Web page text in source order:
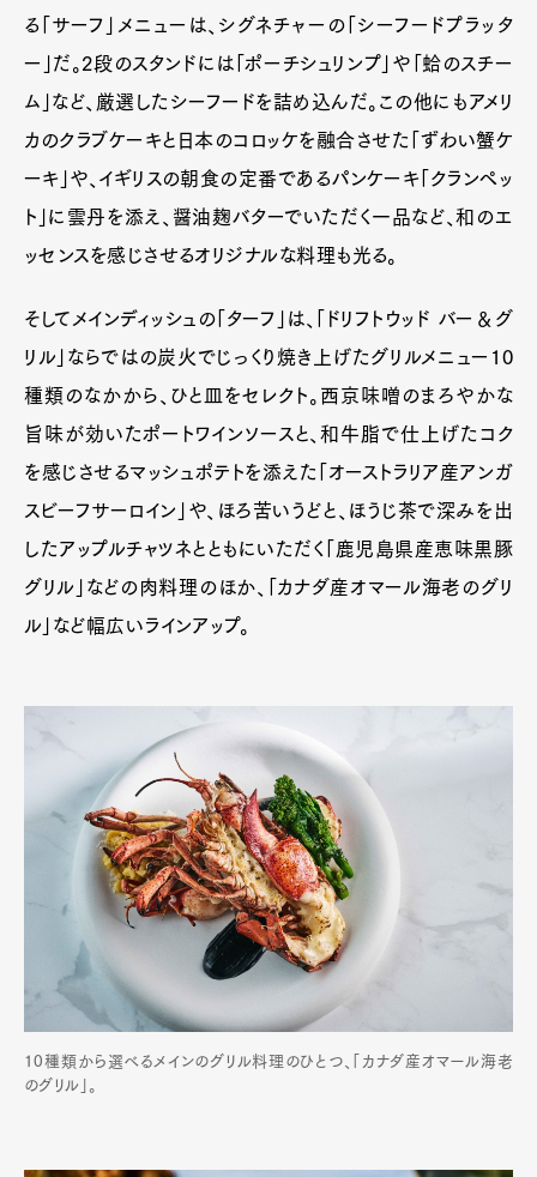
る「サーフ」メニューは、シグネチャーの「シーフードプラッタ
ー」だ。2段のスタンドには「ポーチシュリンプ」や「蛤のスチー
ム」など、厳選したシーフードを詰め込んだ。この他にもアメリ
カのクラブケーキと日本のコロッケを融合させた「ずわい蟹ケ
ーキ」や、イギリスの朝食の定番であるパンケーキ「クランペッ
ト」に雲丹を添え、醤油麹バターでいただく一品など、和のエ
ッセンスを感じさせるオリジナルな料理も光る。
そしてメインディッシュの「ターフ」は、「ドリフトウッド バー＆グ
リル」ならではの炭火でじっくり焼き上げたグリルメニュー10
種類のなかから、ひと皿をセレクト。西京味噌のまろやかな
旨味が効いたポートワインソースと、和牛脂で仕上げたコク
を感じさせるマッシュポテトを添えた「オーストラリア産アンガ
スビーフサーロイン」や、ほろ苦いうどと、ほうじ茶で深みを出
したアップルチャツネとともにいただく「鹿児島県産恵味黒豚
グリル」などの肉料理のほか、「カナダ産オマール海老のグリ
ル」など幅広いラインアップ。
10種類から選べるメインのグリル料理のひとつ、「カナダ産オマール海老
のグリル」。